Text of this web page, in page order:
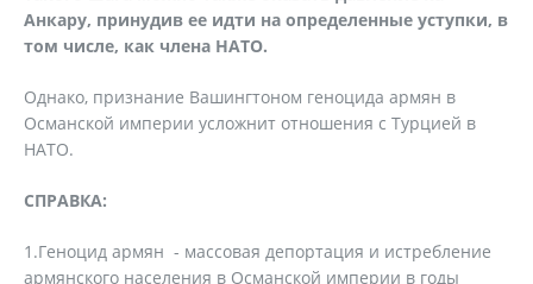
Анкару, принудив ее идти на определенные уступки, в
том числе, как члена НАТО.
Однако, признание Вашингтоном геноцида армян в
Османской империи усложнит отношения с Турцией в
НАТО.
СПРАВКА:
1.Геноцид армян - массовая депортация и истребление
армянского населения в Османской империи в годы